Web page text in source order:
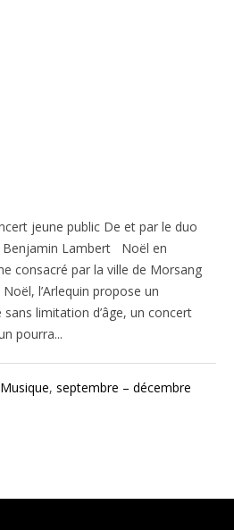
jeune public De et par le duo
Benjamin Lambert Noël en
consacré par la ville de Morsang
l’Arlequin propose un
limitation d’âge, un concert
pourra...
Musique, septembre – décembre